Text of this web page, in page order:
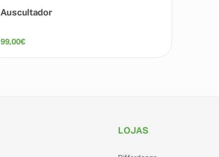
Auscultador
99,00€
LOJAS